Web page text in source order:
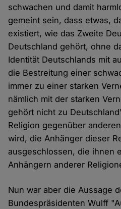
schwachen und damit
gemeint sein, dass etwas,
existiert, wie das Zweite
Deutschland gehört, ohne
Identität Deutschlands mit
die Bestreitung einer
immer zu einer starken
nämlich mit der starken
gehört nicht zu
Religion gegenüber
wird, die Anhänger dieser
ausgeschlossen, die ihnen
Anhängern anderer
Nun war aber die Aussage
Bundespräsidenten Wulff